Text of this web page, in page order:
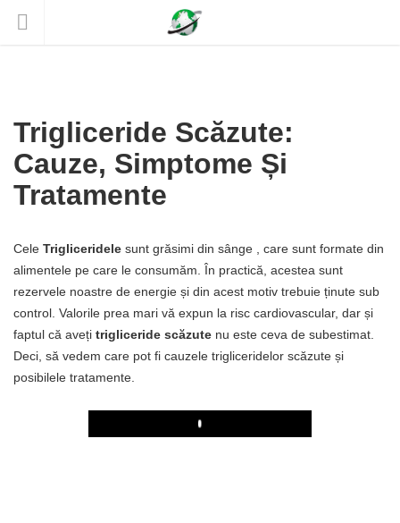
Trigliceride Scăzute:
Cauze, Simptome Și
Tratamente
Cele Trigliceridele sunt grăsimi din sânge , care sunt formate din
alimentele pe care le consumăm. În practică, acestea sunt
rezervele noastre de energie și din acest motiv trebuie ținute sub
control. Valorile prea mari vă expun la risc cardiovascular, dar și
faptul că aveți trigliceride scăzute nu este ceva de subestimat.
Deci, să vedem care pot fi cauzele trigliceridelor scăzute și
posibilele tratamente.
Play